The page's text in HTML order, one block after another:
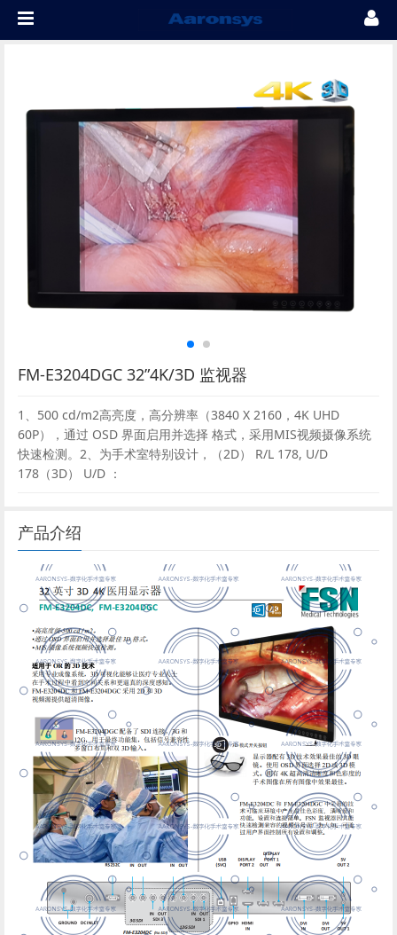
FM-E3204DGC 32”4K/3D 监视器
1、500 cd/m2高亮度，高分辨率（3840 X 2160，4K UHD
60P），通过 OSD 界面启用并选择 格式，采用MIS视频摄像系统
快速检测。2、为手术室特别设计，（2D） R/L 178, U/D
178（3D） U/D ：
产品介绍